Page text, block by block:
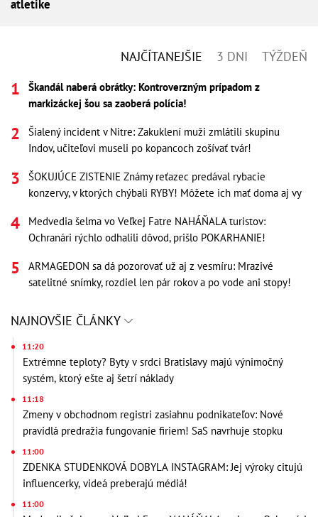
atletike
NAJČÍTANEJŠIE 3 DNI TÝŽDEŇ
Škandál naberá obrátky: Kontroverzným prípadom z
markizáckej šou sa zaoberá polícia!
Šialený incident v Nitre: Zakuklení muži zmlátili skupinu
Indov, učiteľovi museli po kopancoch zošívať tvár!
ŠOKUJÚCE ZISTENIE Známy reťazec predával rybacie
konzervy, v ktorých chýbali RYBY! Môžete ich mať doma aj vy
Medvedia šelma vo Veľkej Fatre NAHÁŇALA turistov:
Ochranári rýchlo odhalili dôvod, prišlo POKARHANIE!
ARMAGEDON sa dá pozorovať už aj z vesmíru: Mrazivé
satelitné snímky, rozdiel len pár rokov a po vode ani stopy!
NAJNOVŠIE ČLÁNKY
11:20
Extrémne teploty? Byty v srdci Bratislavy majú výnimočný
systém, ktorý ešte aj šetrí náklady
11:18
Zmeny v obchodnom registri zasiahnu podnikateľov: Nové
pravidlá predražia fungovanie firiem! SaS navrhuje stopku
11:00
ZDENKA STUDENKOVÁ DOBYLA INSTAGRAM: Jej výroky citujú
influencerky, videá preberajú médiá!
11:00